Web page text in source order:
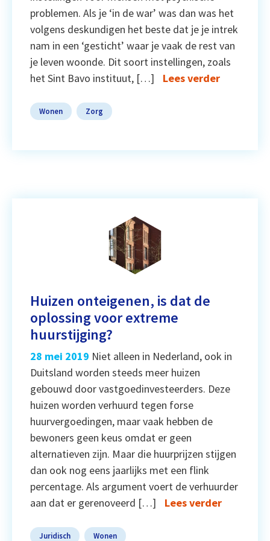
problemen. Als je ‘in de war’ was dan was het
volgens deskundigen het beste dat je je intrek
nam in een ‘gesticht’ waar je vaak de rest van
je leven woonde. Dit soort instellingen, zoals
het Sint Bavo instituut, […]
Lees verder
Wonen Zorg
Huizen onteigenen, is dat de
oplossing voor extreme
huurstijging?
28 mei 2019 Niet alleen in Nederland, ook in
Duitsland worden steeds meer huizen
gebouwd door vastgoedinvesteerders. Deze
huizen worden verhuurd tegen forse
huurvergoedingen, maar vaak hebben de
bewoners geen keus omdat er geen
alternatieven zijn. Maar die huurprijzen stijgen
dan ook nog eens jaarlijks met een flink
percentage. Als argument voert de verhuurder
aan dat er gerenoveerd […]
Lees verder
Juridisch Wonen